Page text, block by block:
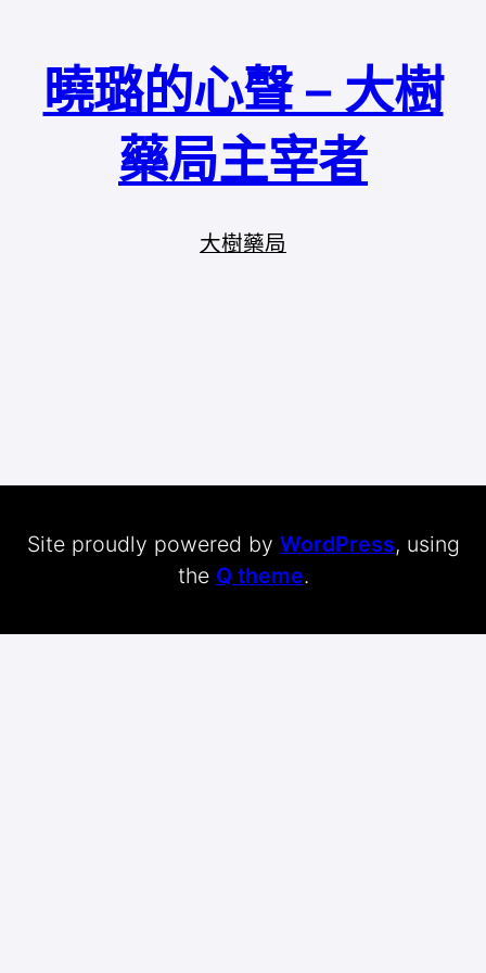
曉璐的心聲 – 大樹
藥局主宰者
大樹藥局
Site proudly powered by WordPress, using
the Q theme.